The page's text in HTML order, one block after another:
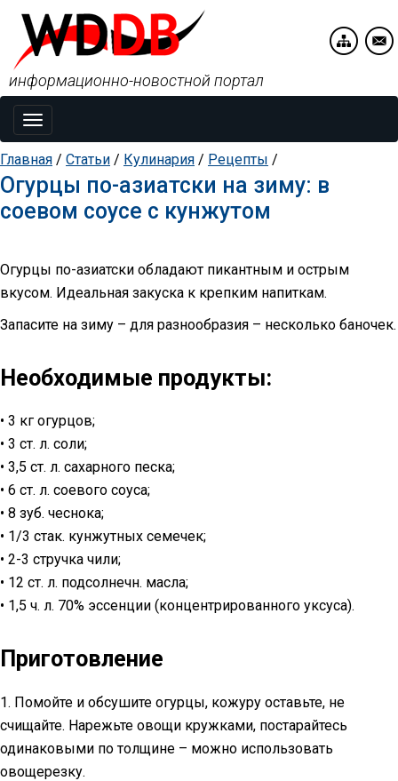
Toggle
navigation
информационно-новостной портал
Главная / Статьи / Кулинария / Рецепты /
Огурцы по-азиатски на зиму: в
соевом соусе с кунжутом
Огурцы по-азиатски обладают пикантным и острым
вкусом. Идеальная закуска к крепким напиткам.
Запасите на зиму – для разнообразия – несколько баночек.
Необходимые продукты:
• 3 кг огурцов;
• 3 ст. л. соли;
• 3,5 ст. л. сахарного песка;
• 6 ст. л. соевого соуса;
• 8 зуб. чеснока;
• 1/3 стак. кунжутных семечек;
• 2-3 стручка чили;
• 12 ст. л. подсолнечн. масла;
• 1,5 ч. л. 70% эссенции (концентрированного уксуса).
Приготовление
1. Помойте и обсушите огурцы, кожуру оставьте, не
счищайте. Нарежьте овощи кружками, постарайтесь
одинаковыми по толщине – можно использовать
овощерезку.